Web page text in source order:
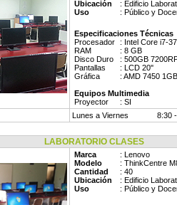
Ubicación
: Edificio
Uso
: Público y
Especificaciones Técnicas
Procesador
: Intel Core i7-
RAM
: 8 GB
Disco Duro
: 500GB
Pantallas
: LCD 20''
Gráfica
: AMD 7450
Equipos Multimedia
Proyector
: SI
Lunes a Viernes 8:30
LABORATORIO CLASES
Marca
: Lenovo
Modelo
: ThinkCentre
Cantidad
: 40
Ubicación
: Edificio
Uso
: Público y